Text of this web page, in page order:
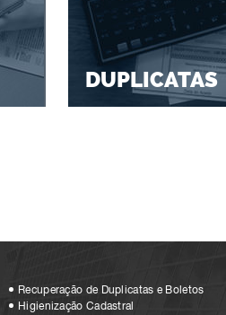
DUPLICATAS
Recuperação de Duplicatas e Boletos
Higienização Cadastral